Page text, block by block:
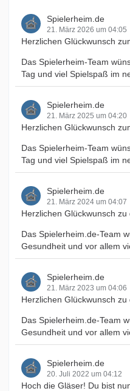
Spielerheim.de
21. März 2026 um 04:05
Herzlichen Glückwunsch
Das Spielerheim-Team
Tag und viel Spielspaß im
Spielerheim.de
21. März 2025 um 04:20
Herzlichen Glückwunsch
Das Spielerheim-Team
Tag und viel Spielspaß im
Spielerheim.de
21. März 2024 um 04:07
Herzlichen Glückwunsch
Das Spielerheim.de-Team
Gesundheit und vor allem
Spielerheim.de
21. März 2023 um 04:06
Herzlichen Glückwunsch
Das Spielerheim.de-Team
Gesundheit und vor allem
Spielerheim.de
20. Juli 2022 um 04:12
Hoch die Gläser! Du bist